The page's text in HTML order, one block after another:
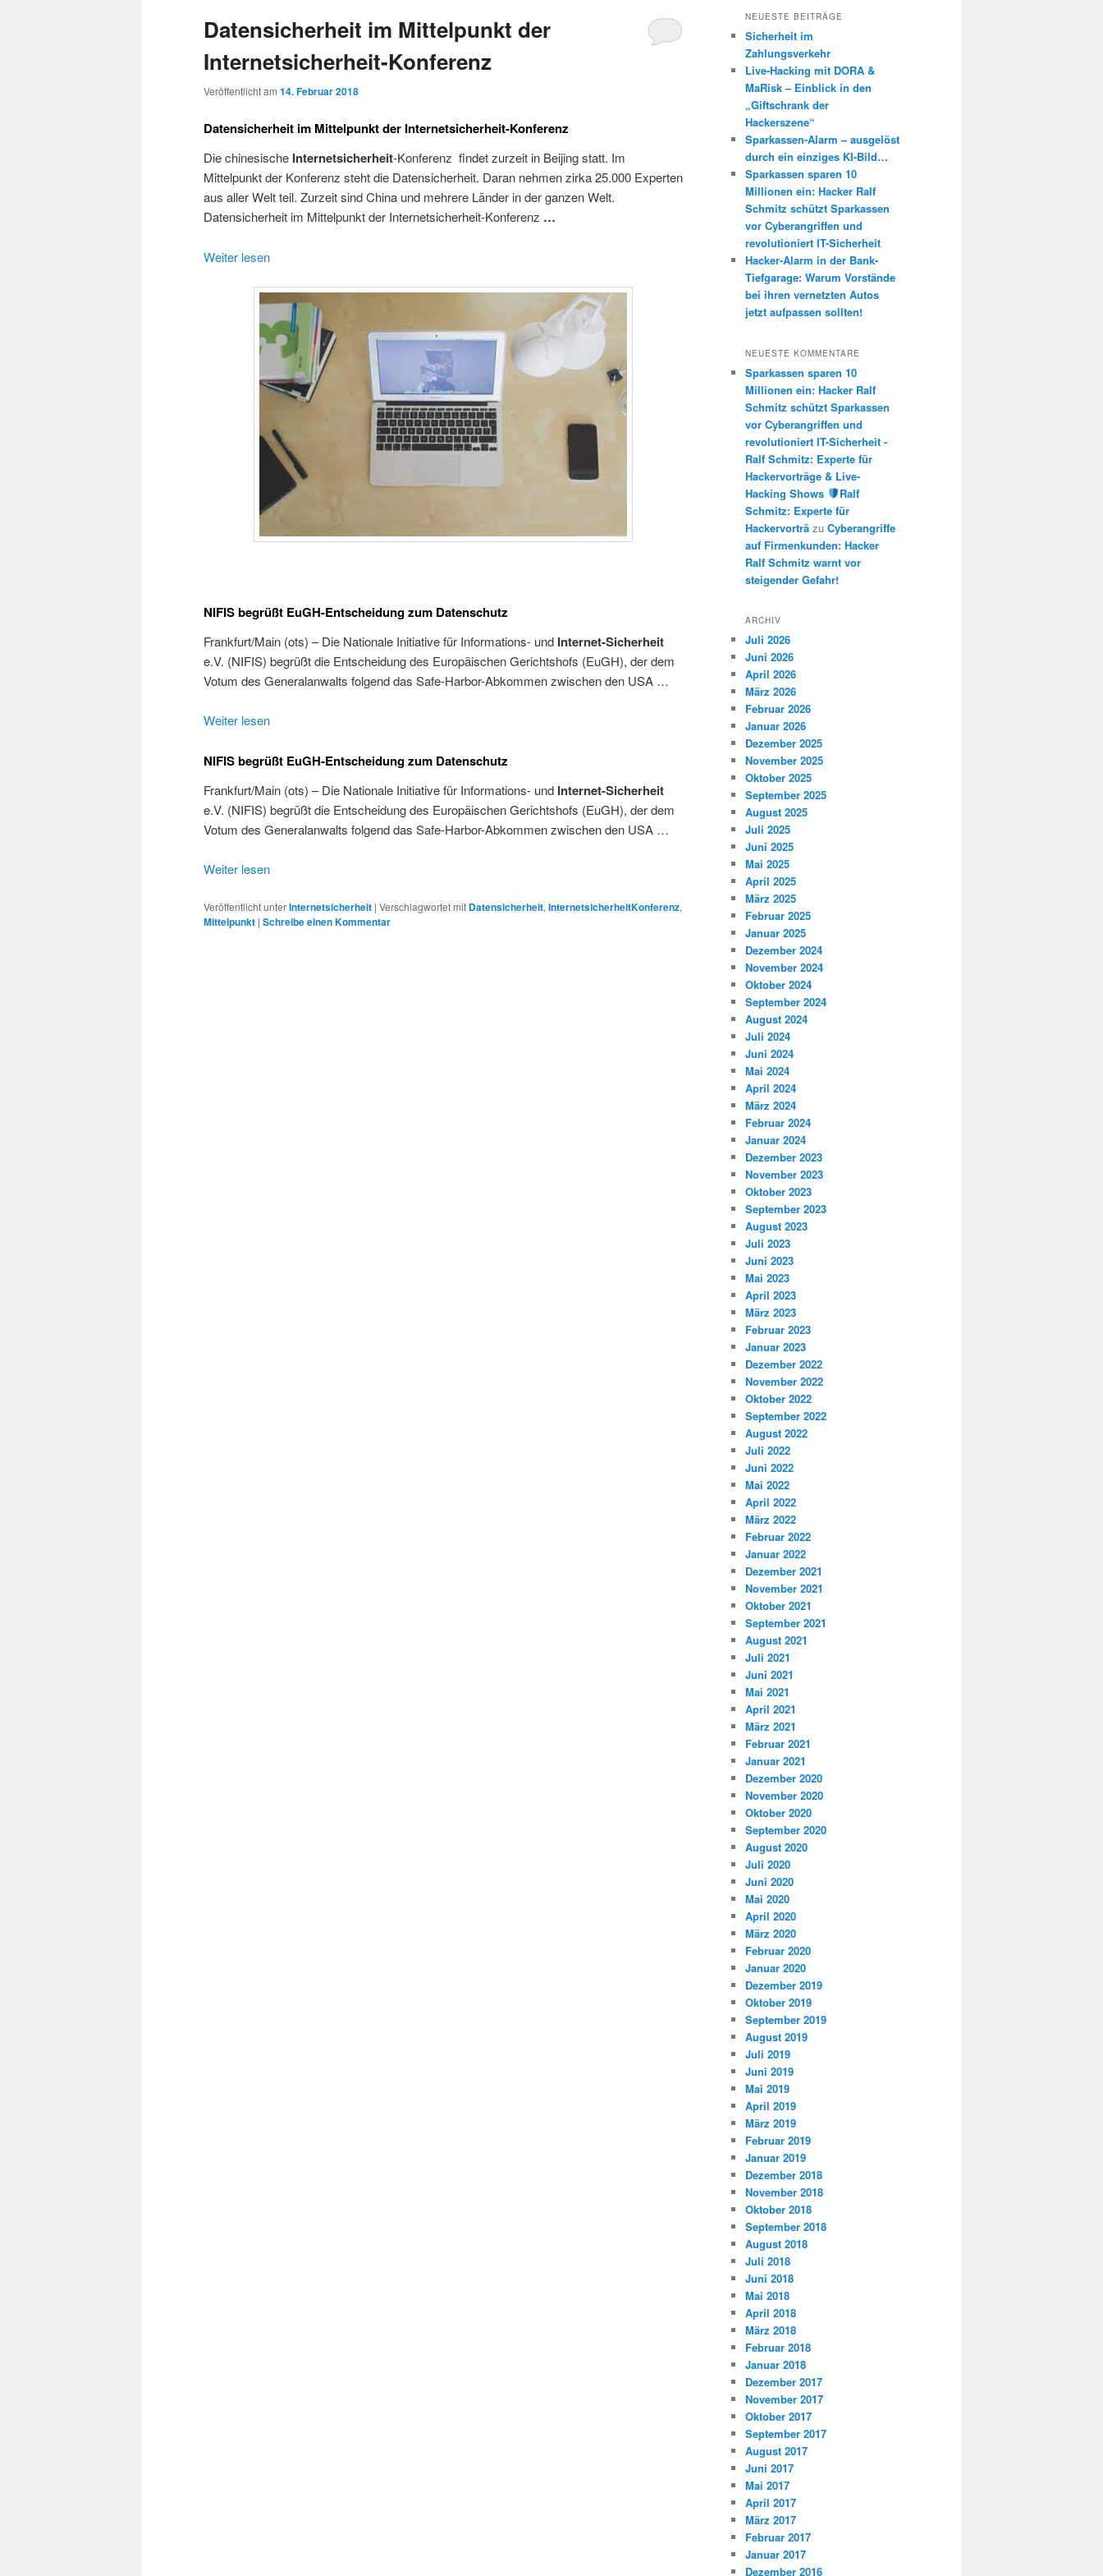
Datensicherheit im Mittelpunkt der
Internetsicherheit-Konferenz
Veröffentlicht am 14. Februar 2018
Datensicherheit im Mittelpunkt der Internetsicherheit-Konferenz
Die chinesische Internetsicherheit-Konferenz findet zurzeit in Beijing statt. Im
Mittelpunkt der Konferenz steht die Datensicherheit. Daran nehmen zirka 25.000 Experten
aus aller Welt teil. Zurzeit sind China und mehrere Länder in der ganzen Welt.
Datensicherheit im Mittelpunkt der Internetsicherheit-Konferenz …
Weiter lesen
NIFIS begrüßt EuGH-Entscheidung zum Datenschutz
Frankfurt/Main (ots) – Die Nationale Initiative für Informations- und Internet-Sicherheit
e.V. (NIFIS) begrüßt die Entscheidung des Europäischen Gerichtshofs (EuGH), der dem
Votum des Generalanwalts folgend das Safe-Harbor-Abkommen zwischen den USA …
Weiter lesen
NIFIS begrüßt EuGH-Entscheidung zum Datenschutz
Frankfurt/Main (ots) – Die Nationale Initiative für Informations- und Internet-Sicherheit
e.V. (NIFIS) begrüßt die Entscheidung des Europäischen Gerichtshofs (EuGH), der dem
Votum des Generalanwalts folgend das Safe-Harbor-Abkommen zwischen den USA …
Weiter lesen
Veröffentlicht unterInternetsicherheit | Verschlagwortet mit Datensicherheit, InternetsicherheitKonferenz,
Mittelpunkt | Schreibe einen Kommentar
h
n
NEUESTE BEITRÄGE
Sicherheit im
Zahlungsverkehr
Live-Hacking mit DORA &
MaRisk – Einblick in den
„Giftschrank der
Hackerszene“
Sparkassen-Alarm – ausgelöst
durch ein einziges KI-Bild…
Sparkassen sparen 10
Millionen ein: Hacker Ralf
Schmitz schützt Sparkassen
vor Cyberangriffen und
revolutioniert IT-Sicherheit
Hacker-Alarm in der Bank-
Tiefgarage: Warum Vorstände
bei ihren vernetzten Autos
jetzt aufpassen sollten!
NEUESTE KOMMENTARE
Sparkassen sparen 10
Millionen ein: Hacker Ralf
Schmitz schützt Sparkassen
vor Cyberangriffen und
revolutioniert IT-Sicherheit -
Ralf Schmitz: Experte für
Hackervorträge & Live-
Hacking Shows
Ralf
Schmitz: Experte für
Hackervorträ zu Cyberangriffe
auf Firmenkunden: Hacker
Ralf Schmitz warnt vor
steigender Gefahr!
ARCHIV
Juli 2026
Juni 2026
April 2026
März 2026
Februar 2026
Januar 2026
Dezember 2025
November 2025
Oktober 2025
September 2025
August 2025
Juli 2025
Juni 2025
Mai 2025
April 2025
März 2025
Februar 2025
Januar 2025
Dezember 2024
November 2024
Oktober 2024
September 2024
August 2024
Juli 2024
Juni 2024
Mai 2024
April 2024
März 2024
Februar 2024
Januar 2024
Dezember 2023
November 2023
Oktober 2023
September 2023
August 2023
Juli 2023
Juni 2023
Mai 2023
April 2023
März 2023
Februar 2023
Januar 2023
Dezember 2022
November 2022
Oktober 2022
September 2022
August 2022
Juli 2022
Juni 2022
Mai 2022
April 2022
März 2022
Februar 2022
Januar 2022
Dezember 2021
November 2021
Oktober 2021
September 2021
August 2021
Juli 2021
Juni 2021
Mai 2021
April 2021
März 2021
Februar 2021
Januar 2021
Dezember 2020
November 2020
Oktober 2020
September 2020
August 2020
Juli 2020
Juni 2020
Mai 2020
April 2020
März 2020
Februar 2020
Januar 2020
Dezember 2019
Oktober 2019
September 2019
August 2019
Juli 2019
Juni 2019
Mai 2019
April 2019
März 2019
Februar 2019
Januar 2019
Dezember 2018
November 2018
Oktober 2018
September 2018
August 2018
Juli 2018
Juni 2018
Mai 2018
April 2018
März 2018
Februar 2018
Januar 2018
Dezember 2017
November 2017
Oktober 2017
September 2017
August 2017
Juni 2017
Mai 2017
April 2017
März 2017
Februar 2017
Januar 2017
Dezember 2016